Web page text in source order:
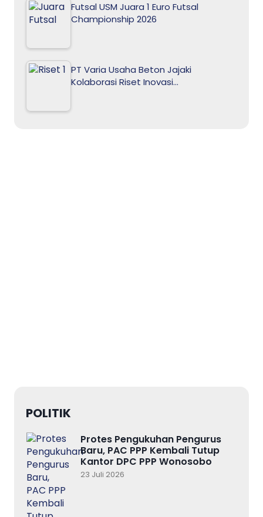
Futsal USM Juara 1 Euro Futsal
Championship 2026
PT Varia Usaha Beton Jajaki
Kolaborasi Riset Inovasi…
POLITIK
Protes Pengukuhan Pengurus
Baru, PAC PPP Kembali Tutup
Kantor DPC PPP Wonosobo
23 Juli 2026